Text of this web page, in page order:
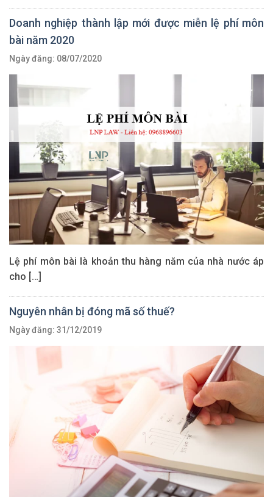
Doanh nghiệp thành lập mới được miễn lệ phí môn
bài năm 2020
Ngày đăng: 08/07/2020
Lệ phí môn bài là khoản thu hàng năm của nhà nước áp
cho […]
Nguyên nhân bị đóng mã số thuế?
Ngày đăng: 31/12/2019